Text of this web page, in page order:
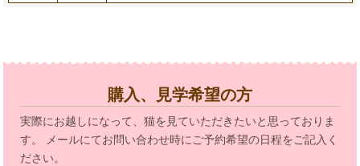
購入、見学希望の方
実際にお越しになって、猫を見ていただきたいと思っておりま
す。 メールにてお問い合わせ時にご予約希望の日程をご記入く
ださい。